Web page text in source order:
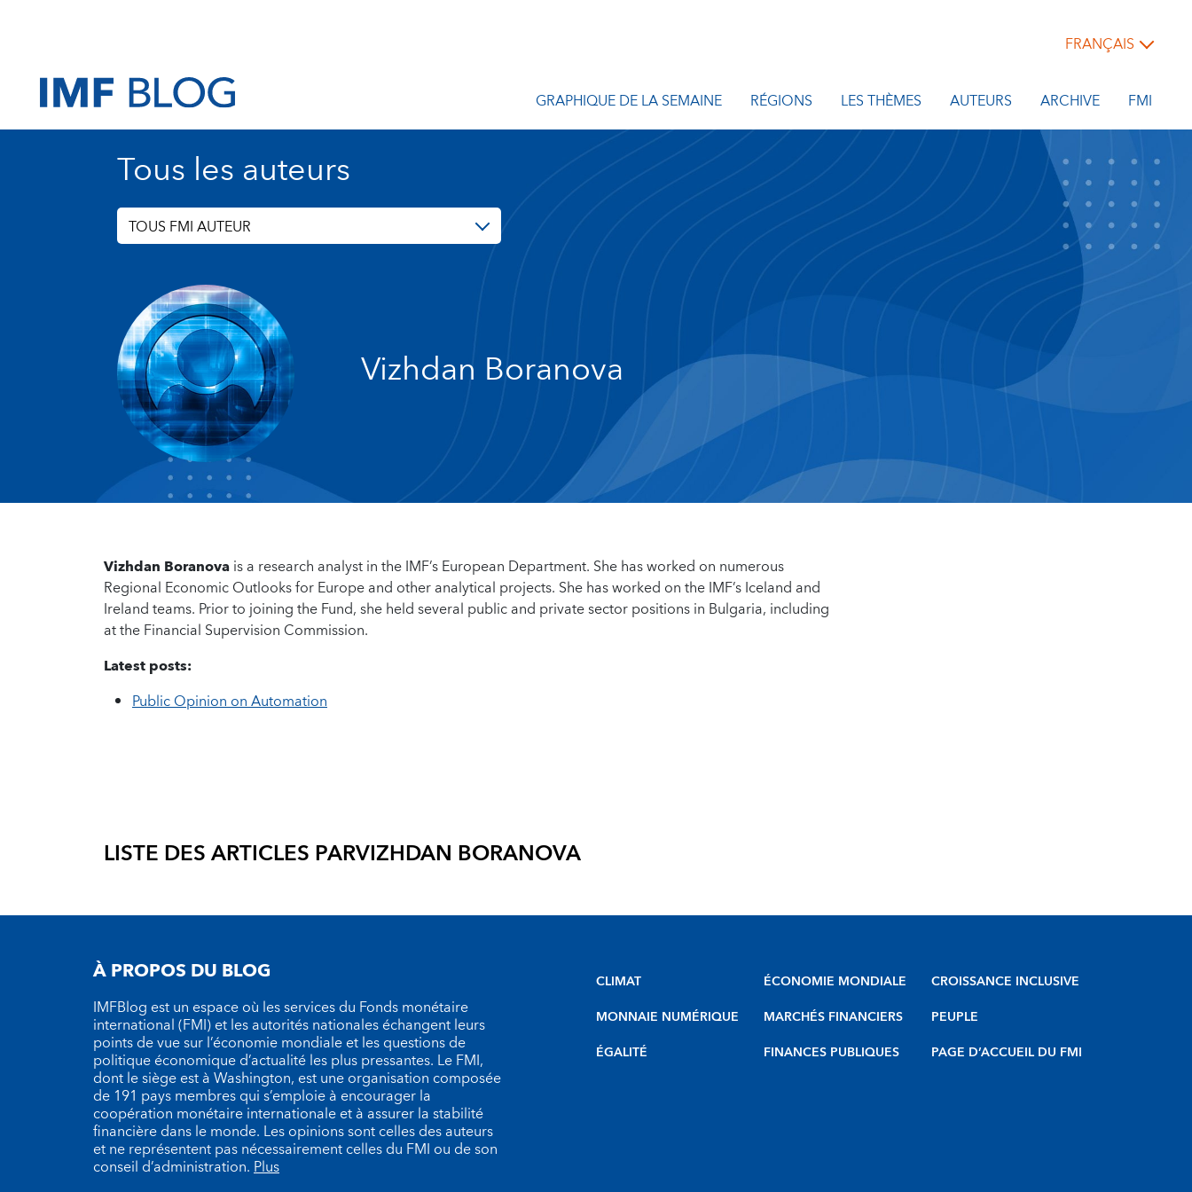
FRANÇAIS
GRAPHIQUE DE LA SEMAINE RÉGIONS LES THÈMES AUTEURS ARCHIVE FMI
Tous les auteurs
TOUS FMI AUTEUR
Vizhdan Boranova
Vizhdan Boranovais a research analyst in the IMF’s European Department. She has worked on numerous
Regional Economic Outlooks for Europe and other analytical projects. She has worked on the IMF’s Iceland and
Ireland teams. Prior to joining the Fund, she held several public and private sector positions in Bulgaria, including
at the Financial Supervision Commission.
Latest posts:
Public Opinion on Automation
LISTE DES ARTICLES PARVIZHDAN BORANOVA
À PROPOS DU BLOG
IMFBlog est un espace où les services du Fonds monétaire
international (FMI) et les autorités nationales échangent leurs
points de vue sur l’économie mondiale et les questions de
politique économique d’actualité les plus pressantes. Le FMI,
dont le siège est à Washington, est une organisation composée
de 191 pays membres qui s’emploie à encourager la
coopération monétaire internationale et à assurer la stabilité
financière dans le monde. Les opinions sont celles des auteurs
et ne représentent pas nécessairement celles du FMI ou de son
conseil d’administration.Plus
CLIMAT
MONNAIE NUMÉRIQUE
ÉGALITÉ
ÉCONOMIE MONDIALE
MARCHÉS FINANCIERS
FINANCES PUBLIQUES
CROISSANCE INCLUSIVE
PEUPLE
PAGE D’ACCUEIL DU FMI